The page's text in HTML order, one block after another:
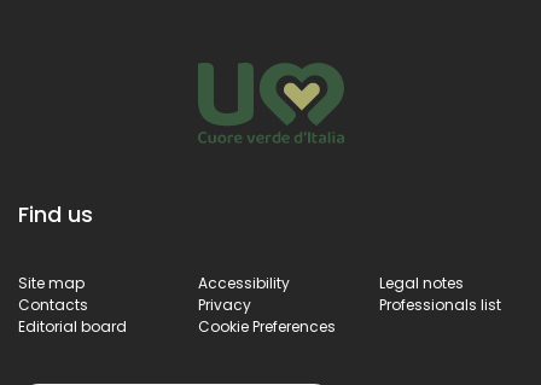
Find us
Site map Accessibility
Legal notes
Contacts
Privacy
Professionals list
Editorial board
Cookie Preferences